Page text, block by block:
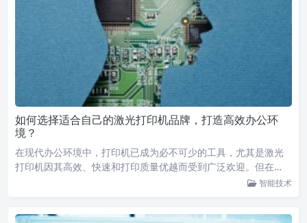
如何选择适合自己的激光打印机品牌，打造高效办公环
境？
在现代办公环境中，打印机已成为必不可少的工具，尤其是激光
打印机因其高效、快速和打印质量优越而受到广泛欢迎。但在…
智能技术